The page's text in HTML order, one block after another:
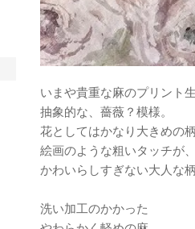
いまや貴重な麻のプリント
抽象的な、薔薇？模様。
花としてはかなり大きめの
絵画のような粗いタッチが
かわいらしすぎない大人な
洗い加工のかかった